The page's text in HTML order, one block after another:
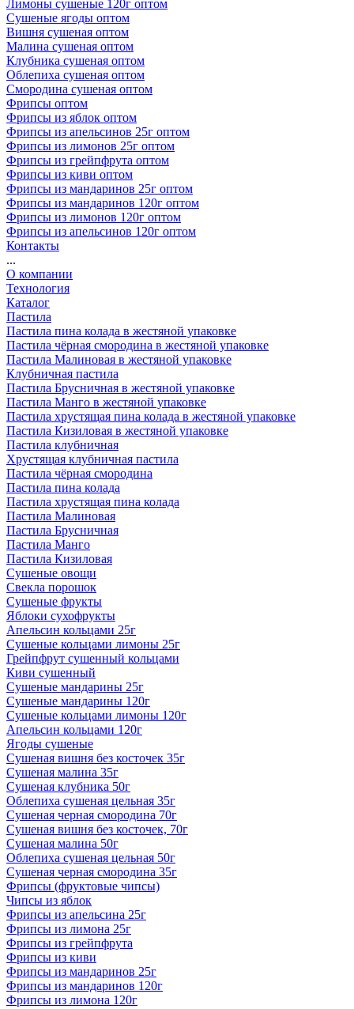
Лимоны сушеные 120г оптом
Сушеные ягоды оптом
Вишня сушеная оптом
Малина сушеная оптом
Клубника сушеная оптом
Облепиха сушеная оптом
Смородина сушеная оптом
Фрипсы оптом
Фрипсы из яблок оптом
Фрипсы из апельсинов 25г оптом
Фрипсы из лимонов 25г оптом
Фрипсы из грейпфрута оптом
Фрипсы из киви оптом
Фрипсы из мандаринов 25г оптом
Фрипсы из мандаринов 120г оптом
Фрипсы из лимонов 120г оптом
Фрипсы из апельсинов 120г оптом
Контакты
...
О компании
Технология
Каталог
Пастила
Пастила пина колада в жестяной упаковке
Пастила чёрная смородина в жестяной упаковке
Пастила Малиновая в жестяной упаковке
Клубничная пастила
Пастила Брусничная в жестяной упаковке
Пастила Манго в жестяной упаковке
Пастила хрустящая пина колада в жестяной упаковке
Пастила Кизиловая в жестяной упаковке
Пастила клубничная
Хрустящая клубничная пастила
Пастила чёрная смородина
Пастила пина колада
Пастила хрустящая пина колада
Пастила Малиновая
Пастила Брусничная
Пастила Манго
Пастила Кизиловая
Сушеные овощи
Свекла порошок
Сушеные фрукты
Яблоки сухофрукты
Апельсин кольцами 25г
Сушеные кольцами лимоны 25г
Грейпфрут сушенный кольцами
Киви сушенный
Сушеные мандарины 25г
Сушеные мандарины 120г
Сушеные кольцами лимоны 120г
Апельсин кольцами 120г
Ягоды сушеные
Сушеная вишня без косточек 35г
Сушеная малина 35г
Сушеная клубника 50г
Облепиха сушеная цельная 35г
Сушеная черная смородина 70г
Сушеная вишня без косточек, 70г
Сушеная малина 50г
Облепиха сушеная цельная 50г
Сушеная черная смородина 35г
Фрипсы (фруктовые чипсы)
Чипсы из яблок
Фрипсы из апельсина 25г
Фрипсы из лимона 25г
Фрипсы из грейпфрута
Фрипсы из киви
Фрипсы из мандаринов 25г
Фрипсы из мандаринов 120г
Фрипсы из лимона 120г